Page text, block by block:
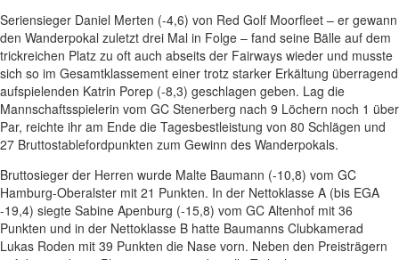
Seriensieger Daniel Merten (-4,6) von Red Golf Moorfleet – er gewann
den Wanderpokal zuletzt drei Mal in Folge – fand seine Bälle auf dem
trickreichen Platz zu oft auch abseits der Fairways wieder und musste
sich so im Gesamtklassement einer trotz starker Erkältung überragend
aufspielenden Katrin Porep (-8,3) geschlagen geben. Lag die
Mannschaftsspielerin vom GC Stenerberg nach 9 Löchern noch 1 über
Par, reichte ihr am Ende die Tagesbestleistung von 80 Schlägen und
27 Bruttostablefordpunkten zum Gewinn des Wanderpokals.
Bruttosieger der Herren wurde Malte Baumann (-10,8) vom GC
Hamburg-Oberalster mit 21 Punkten. In der Nettoklasse A (bis EGA
-19,4) siegte Sabine Apenburg (-15,8) vom GC Altenhof mit 36
Punkten und in der Nettoklasse B hatte Baumanns Clubkamerad
Lukas Roden mit 39 Punkten die Nase vorn. Neben den Preisträgern